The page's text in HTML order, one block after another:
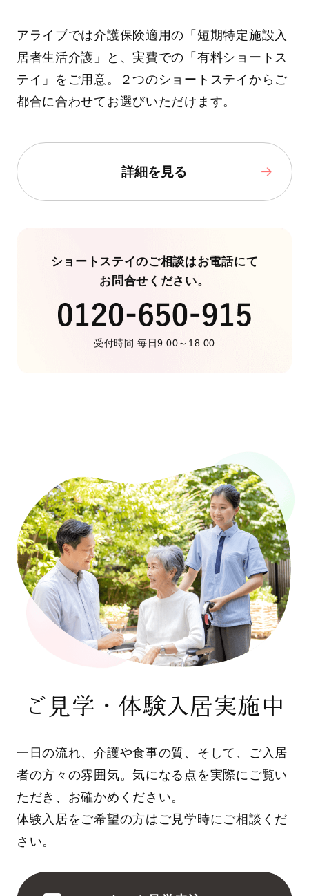
アライブでは介護保険適用の「短期特定施設入
居者生活介護」と、実費での「有料ショートス
テイ」をご用意。２つのショートステイからご
都合に合わせてお選びいただけます。
詳細を見る
ショートステイのご相談はお電話にて
お問合せください。
受付時間 毎日9:00～18:00
ご見学・体験入居実施中
一日の流れ、介護や食事の質、そして、ご入居
者の方々の雰囲気。気になる点を実際にご覧い
ただき、お確かめください。
体験入居をご希望の方はご見学時にご相談くだ
さい。